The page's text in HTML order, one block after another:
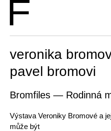
veronika
pavel bromovi
Bromfiles — Rodinná
Výstava Veroniky Bromové a
může být